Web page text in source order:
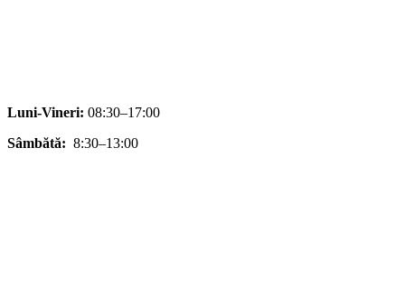
Luni-Vineri: 08:30–17:00
Sâmbătă: 8:30–13:00